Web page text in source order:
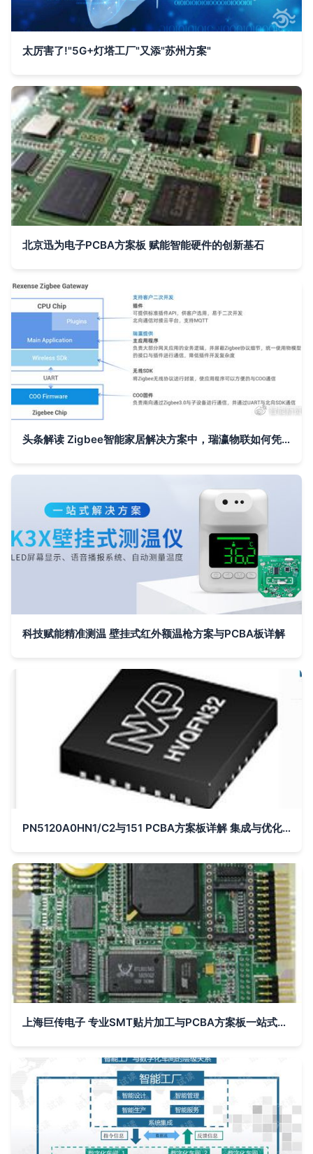
太厉害了!"5G+灯塔工厂"又添"苏州方案"
北京迅为电子PCBA方案板 赋能智能硬件的创新基石
头条解读 Zigbee智能家居解决方案中，瑞瀛物联如何凭借PCBA方案板成为赢家？
科技赋能精准测温 壁挂式红外额温枪方案与PCBA板详解
PN5120A0HN1/C2与151 PCBA方案板详解 集成与优化的设计路径
上海巨传电子 专业SMT贴片加工与PCBA方案板一站式服务